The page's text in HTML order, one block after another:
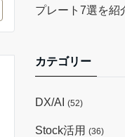
プレート7選を紹
カテゴリー
DX/AI (52)
Stock活用 (36)